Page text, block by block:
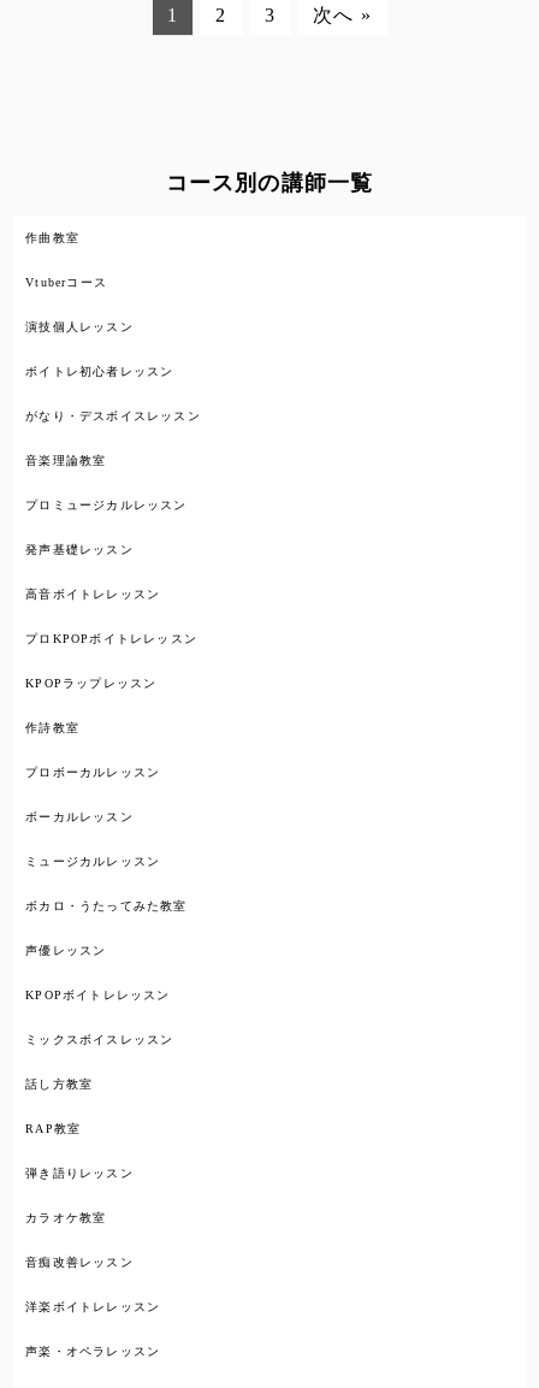
1 2 3 次へ »
コース別の講師一覧
作曲教室
Vtuberコース
演技個人レッスン
ボイトレ初心者レッスン
がなり・デスボイスレッスン
音楽理論教室
プロミュージカルレッスン
発声基礎レッスン
高音ボイトレレッスン
プロKPOPボイトレレッスン
KPOPラップレッスン
作詩教室
プロボーカルレッスン
ボーカルレッスン
ミュージカルレッスン
ボカロ・うたってみた教室
声優レッスン
KPOPボイトレレッスン
ミックスボイスレッスン
話し方教室
RAP教室
弾き語りレッスン
カラオケ教室
音痴改善レッスン
洋楽ボイトレレッスン
声楽・オペラレッスン